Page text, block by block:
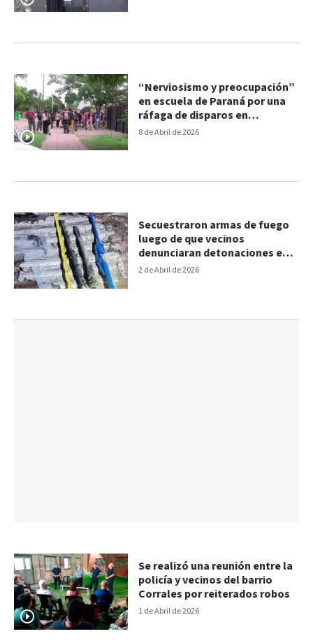
8 de Abril de 2026
“Nerviosismo y preocupación”
en escuela de Paraná por una
ráfaga de disparos en
inmediaciones
2 de Abril de 2026
Secuestraron armas de fuego
luego de que vecinos
denunciaran detonaciones en
Colonia Avellaneda
1 de Abril de 2026
Se realizó una reunión entre la
policía y vecinos del barrio
Corrales por reiterados robos